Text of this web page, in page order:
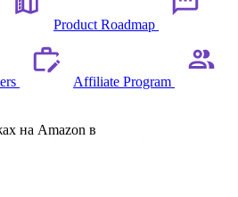
Product Roadmap
Affiliate Program
на Amazon в